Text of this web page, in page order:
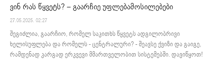
ვინ რას წყვეტს? – გაარჩიე უფლებამოსილებები
27.05.2025. 02:27
შეგიძლია, გაარჩიო, რომელ საკითხს წყვეტს ადგილობრივი
ხელისუფლება და რომელს - ცენტრალური? - შეავსე ქვიზი და გაიგე,
რამდენად კარგად ერკვევი მმართველობით სისტემებში. დავიწყოთ!